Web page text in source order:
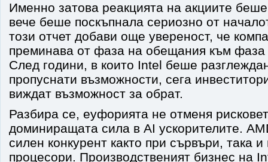
Именно затова реакцията на акциите
вече беше поскъпнала сериозно от
този отчет добави още увереност, че
преминава от фаза на обещания към фаза
След години, в които Intel беше
пропуснати възможности, сега
виждат възможност за обрат.
Разбира се, еуфорията не отменя
доминиращата сила в AI ускорителите.
силен конкурент както при сървъри, така
процесори. Производственият бизнес на